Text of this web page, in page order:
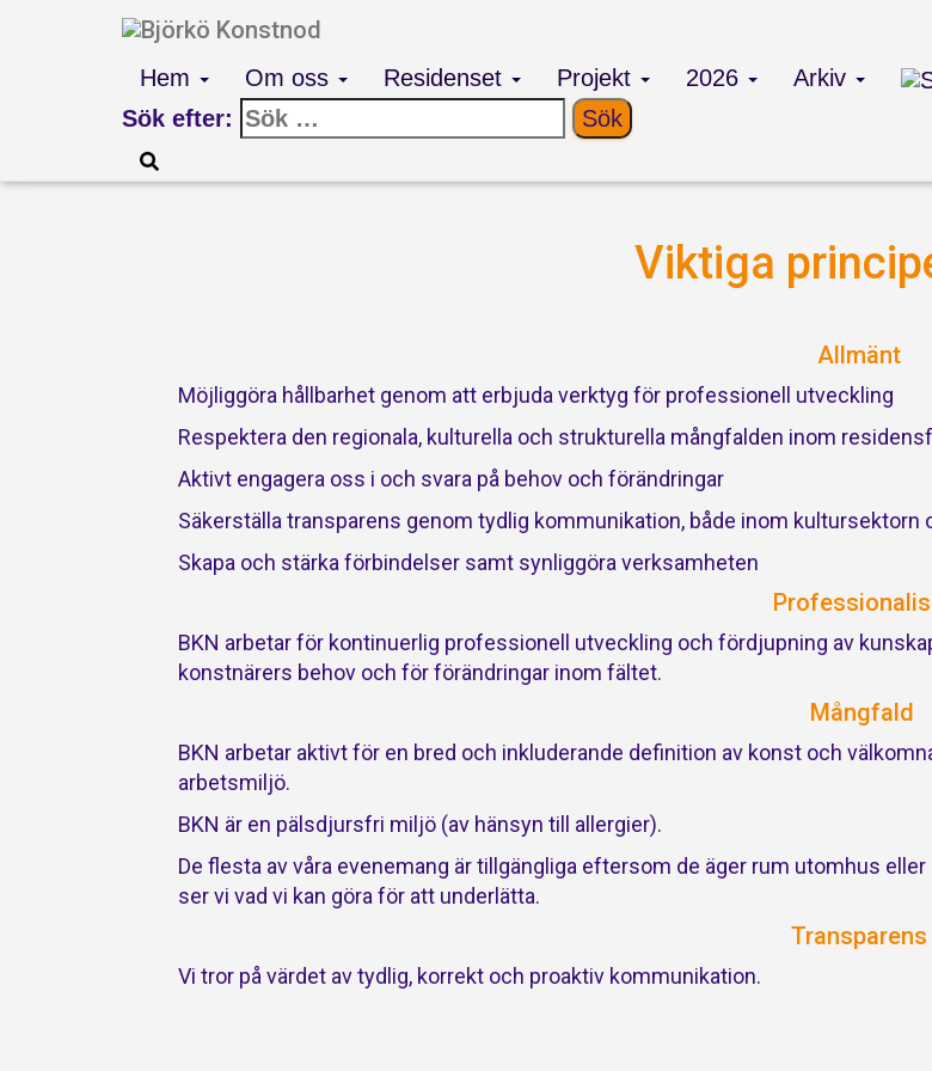
Hem Om oss Residenset Projekt 2026
Arkiv
Sök efter:
Viktiga
Allmänt
Möjliggöra hållbarhet genom att erbjuda verktyg för professionell utveckling
Respektera den regionala, kulturella och strukturella mångfalden inom
Aktivt engagera oss i och svara på behov och förändringar
Säkerställa transparens genom tydlig kommunikation, både inom kultursektorn
Skapa och stärka förbindelser samt synliggöra verksamheten
BKN arbetar för kontinuerlig professionell utveckling och fördjupning av
konstnärers behov och för förändringar inom fältet.
Mångfald
BKN arbetar aktivt för en bred och inkluderande definition av konst och
arbetsmiljö.
BKN är en pälsdjursfri miljö (av hänsyn till allergier).
De flesta av våra evenemang är tillgängliga eftersom de äger rum utomhus
ser vi vad vi kan göra för att underlätta.
Transparens
Vi tror på värdet av tydlig, korrekt och proaktiv kommunikation.